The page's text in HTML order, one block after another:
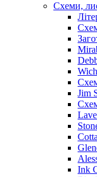
Схеми,
Jim
Ink